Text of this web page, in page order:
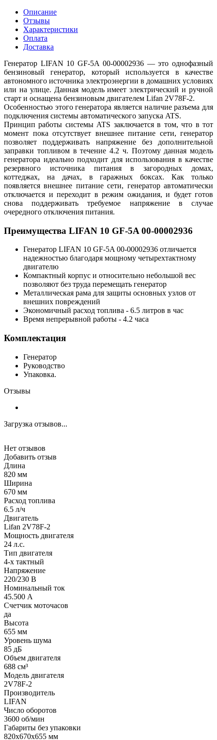
Описание
Отзывы
Характеристики
Оплата
Доставка
Генератор LIFAN 10 GF-5A 00-00002936 — это однофазный
бензиновый генератор, который используется в качестве
автономного источника электроэнергии в домашних условиях
или на улице. Данная модель имеет электрический и ручной
старт и оснащена бензиновым двигателем Lifan 2V78F-2.
Особенностью этого генератора является наличие разъема для
подключения системы автоматического запуска ATS.
Принцип работы системы ATS заключается в том, что в тот
момент пока отсутствует внешнее питание сети, генератор
позволяет поддерживать напряжение без дополнительной
заправки топливом в течение 4.2 ч. Поэтому данная модель
генератора идеально подходит для использования в качестве
резервного источника питания в загородных домах,
коттеджах, на дачах, в гаражных боксах. Как только
появляется внешнее питание сети, генератор автоматически
отключается и переходит в режим ожидания, и будет готов
снова поддерживать требуемое напряжение в случае
очередного отключения питания.
Преимущества LIFAN 10 GF-5A 00-00002936
Генератор LIFAN 10 GF-5A 00-00002936 отличается
надежностью благодаря мощному четырехтактному
двигателю
Компактный корпус и относительно небольшой вес
позволяют без труда перемещать генератор
Металлическая рама для защиты основных узлов от
внешних повреждений
Экономичный расход топлива - 6.5 литров в час
Время непрерывной работы - 4.2 часа
Комплектация
Генератор
Руководство
Упаковка.
Отзывы
Загрузка отзывов...
Нет отзывов
Добавить отзыв
Длина
820 мм
Ширина
670 мм
Расход топлива
6.5 л/ч
Двигатель
Lifan 2V78F-2
Мощность двигателя
24 л.с.
Тип двигателя
4-х тактный
Напряжение
220/230 В
Номинальный ток
45.500 А
Счетчик моточасов
да
Высота
655 мм
Уровень шума
85 дБ
Объем двигателя
688 см³
Модель двигателя
2V78F-2
Производитель
LIFAN
Число оборотов
3600 об/мин
Габариты без упаковки
820х670х655 мм